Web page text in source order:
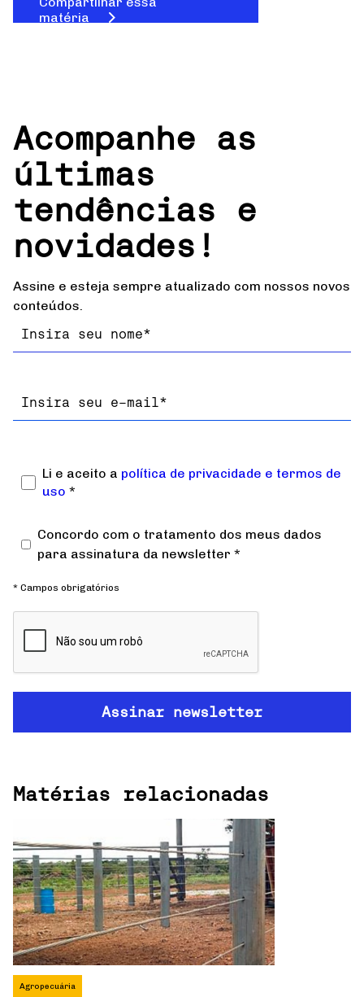
matéria
Acompanhe as
últimas
tendências e
novidades!
Assine e esteja sempre atualizado com nossos novos
conteúdos.
Nome
Email
Li e aceito a política de privacidade e termos de
uso *
Concordo com o tratamento dos meus dados
para assinatura da newsletter *
* Campos obrigatórios
Matérias relacionadas
Agropecuária